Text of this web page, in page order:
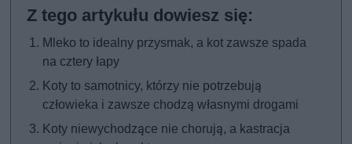
Mleko to idealny przysmak, a kot zawsze spada
na cztery łapy
Koty to samotnicy, którzy nie potrzebują
człowieka i zawsze chodzą własnymi drogami
Koty niewychodzące nie chorują, a kastracja